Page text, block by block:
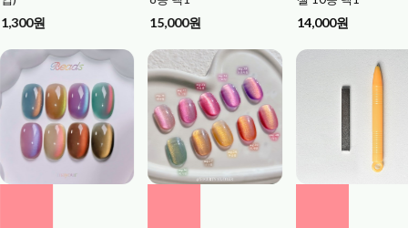
15,000원 14,000원
볼 택1
2,000원